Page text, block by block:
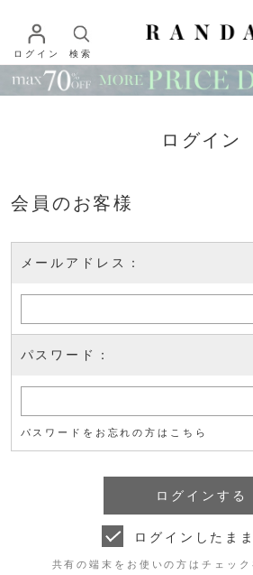
ログイン 検索
ログイン
会員のお客様
メールアドレス：
パスワード：
パスワードをお忘れの方はこちら
ログインしたま
共有の端末をお使いの方はチェッ